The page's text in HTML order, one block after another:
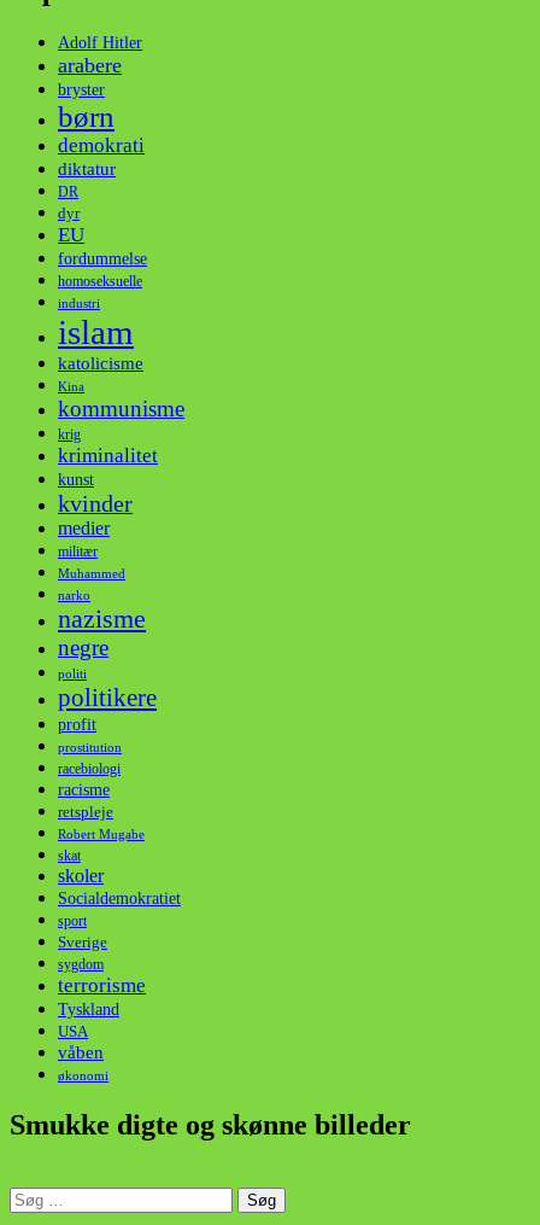
Adolf Hitler
arabere
bryster
børn
demokrati
diktatur
DR
dyr
EU
fordummelse
homoseksuelle
industri
islam
katolicisme
Kina
kommunisme
krig
kriminalitet
kunst
kvinder
medier
militær
Muhammed
narko
nazisme
negre
politi
politikere
profit
prostitution
racebiologi
racisme
retspleje
Robert Mugabe
skat
skoler
Socialdemokratiet
sport
Sverige
sygdom
terrorisme
Tyskland
USA
våben
økonomi
Smukke digte og skønne billeder
Søg
efter: